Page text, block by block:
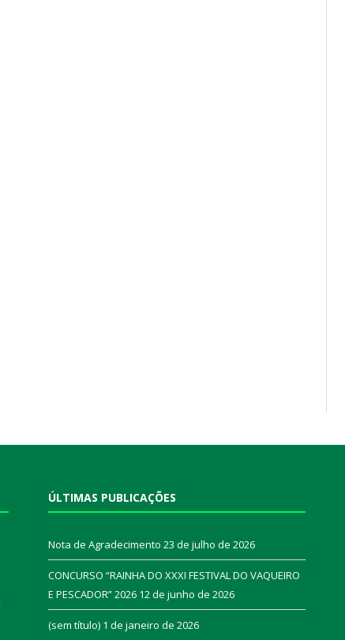
ÚLTIMAS PUBLICAÇÕES
Nota de Agradecimento 23 de julho de 2026
CONCURSO “RAINHA DO XXXI FESTIVAL DO VAQUEIRO
E PESCADOR” 2026 12 de junho de 2026
(sem título) 1 de janeiro de 2026